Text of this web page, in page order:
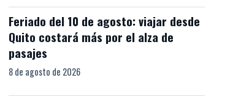
Feriado del 10 de agosto: viajar desde
Quito costará más por el alza de
pasajes
8 de agosto de 2026